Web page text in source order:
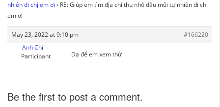
nhiên đi chị em ơi › RE: Giúp em tìm địa chỉ thu nhỏ đầu mũi tự nhiên đi chị
em ơi
May 23, 2022 at 9:10 pm
#166220
Anh Chi
Participant
Dạ để em xem thử
Be the first to post a comment.